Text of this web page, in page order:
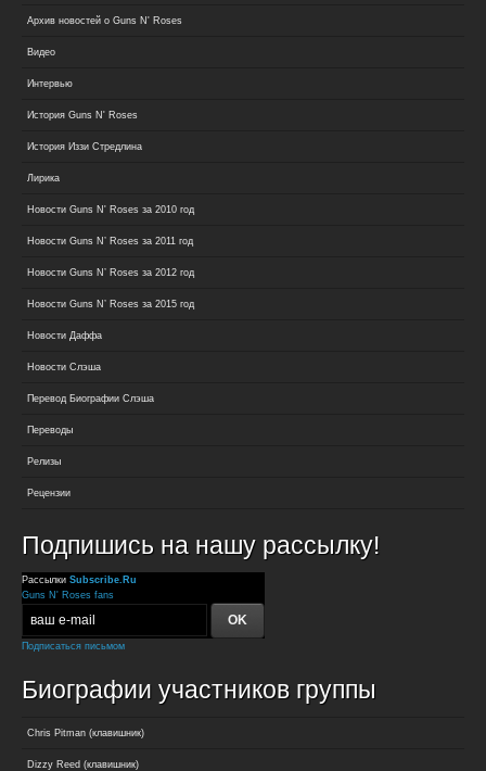
Архив новостей о Guns N' Roses
Видео
Интервью
История Guns N' Roses
История Иззи Стредлина
Лирика
Новости Guns N' Roses за 2010 год
Новости Guns N’ Roses за 2011 год
Новости Guns N’ Roses за 2012 год
Новости Guns N’ Roses за 2015 год
Новости Даффа
Новости Слэша
Перевод Биографии Слэша
Переводы
Релизы
Рецензии
Подпишись на нашу рассылку!
Рассылки Subscribe.Ru
Guns N' Roses fans
Подписаться письмом
Биографии участников группы
Chris Pitman (клавишник)
Dizzy Reed (клавишник)